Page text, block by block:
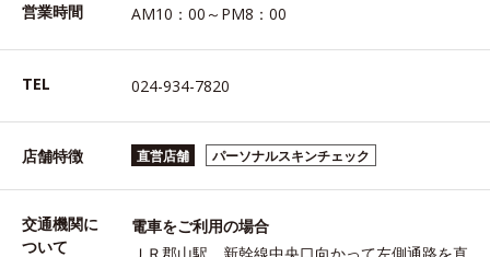
営業時間 AM10：00～PM8：00
TEL 024-934-7820
店舗特徴 直営店舗 パーソナルスキンチェック
交通機関に
ついて
電車をご利用の場合